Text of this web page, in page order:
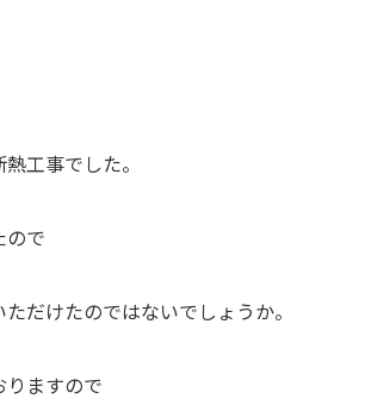
工事でした。
ので
だけたのではないでしょうか。
ますので